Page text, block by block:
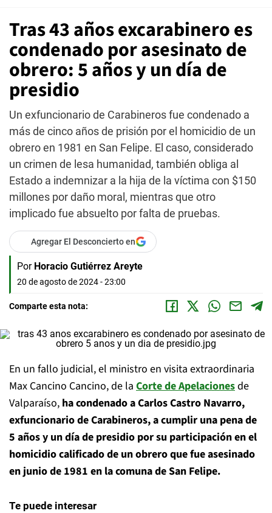
Tras 43 años excarabinero es
condenado por asesinato de
obrero: 5 años y un día de
presidio
Un exfuncionario de Carabineros fue condenado a
más de cinco años de prisión por el homicidio de un
obrero en 1981 en San Felipe. El caso, considerado
un crimen de lesa humanidad, también obliga al
Estado a indemnizar a la hija de la víctima con $150
millones por daño moral, mientras que otro
implicado fue absuelto por falta de pruebas.
Agregar El Desconcierto en
Por Horacio Gutiérrez Areyte
20 de agosto de 2024 - 23:00
Comparte esta nota:
En un fallo judicial, el ministro en visita extraordinaria
Max Cancino Cancino, de la Corte de Apelacionesde
Valparaíso, ha condenado a Carlos Castro Navarro,
exfuncionario de Carabineros, a cumplir una pena de
5 años y un día de presidio por su participación en el
homicidio calificado de un obrero que fue asesinado
en junio de 1981 en la comuna de San Felipe.
Te puede interesar